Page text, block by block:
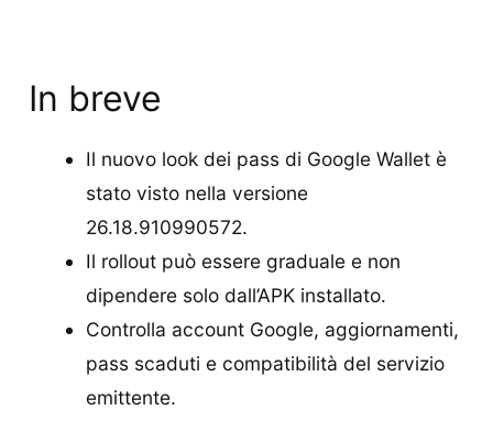
In breve
Il nuovo look dei pass di Google Wallet è
stato visto nella versione
26.18.910990572.
Il rollout può essere graduale e non
dipendere solo dall’APK installato.
Controlla account Google, aggiornamenti,
pass scaduti e compatibilità del servizio
emittente.